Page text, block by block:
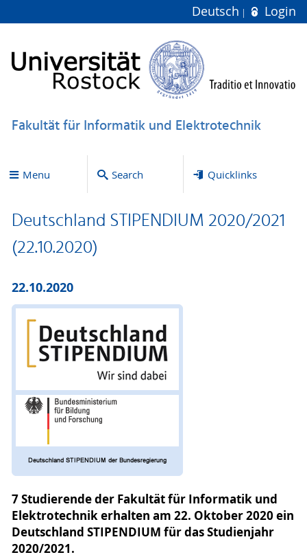
Deutsch Login
Fakultät für Informatik und Elektrotechnik
Menu Search Quicklinks
Deutschland STIPENDIUM 2020/2021
(22.10.2020)
22.10.2020
7 Studierende der Fakultät für Informatik und
Elektrotechnik erhalten am 22. Oktober 2020 ein
Deutschland STIPENDIUM für das Studienjahr
2020/2021.